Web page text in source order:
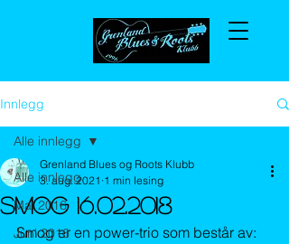
Innlegg
Alle innlegg
Mai 2016
Juni 2016
Alle innlegg
Smog 16.02.2018
Grenland Blues og Roots Klubb
3. aug. 2021 1 min lesing
Smog er en power-trio som består av: